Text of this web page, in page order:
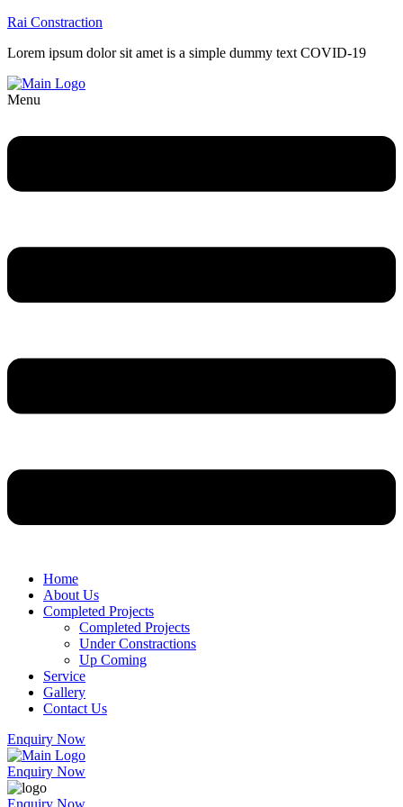
Rai Constraction
Lorem ipsum dolor sit amet is a simple dummy text COVID-19
Menu
Home
About Us
Completed Projects
Completed Projects
Under Constractions
Up Coming
Service
Gallery
Contact Us
Enquiry Now
Enquiry Now
Enquiry Now